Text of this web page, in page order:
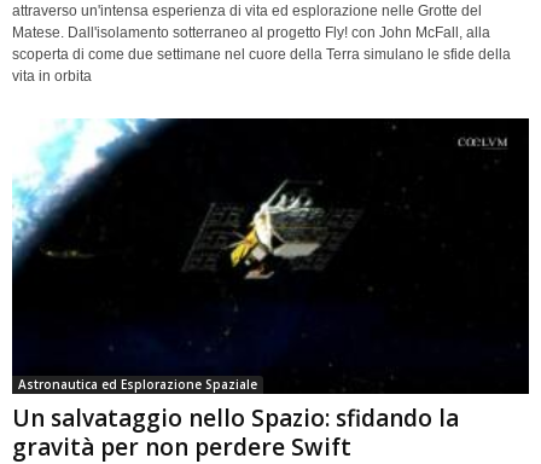
attraverso un'intensa esperienza di vita ed esplorazione nelle Grotte del
Matese. Dall'isolamento sotterraneo al progetto Fly! con John McFall, alla
scoperta di come due settimane nel cuore della Terra simulano le sfide della
vita in orbita
Astronautica ed Esplorazione Spaziale
Un salvataggio nello Spazio: sfidando la
gravità per non perdere Swift